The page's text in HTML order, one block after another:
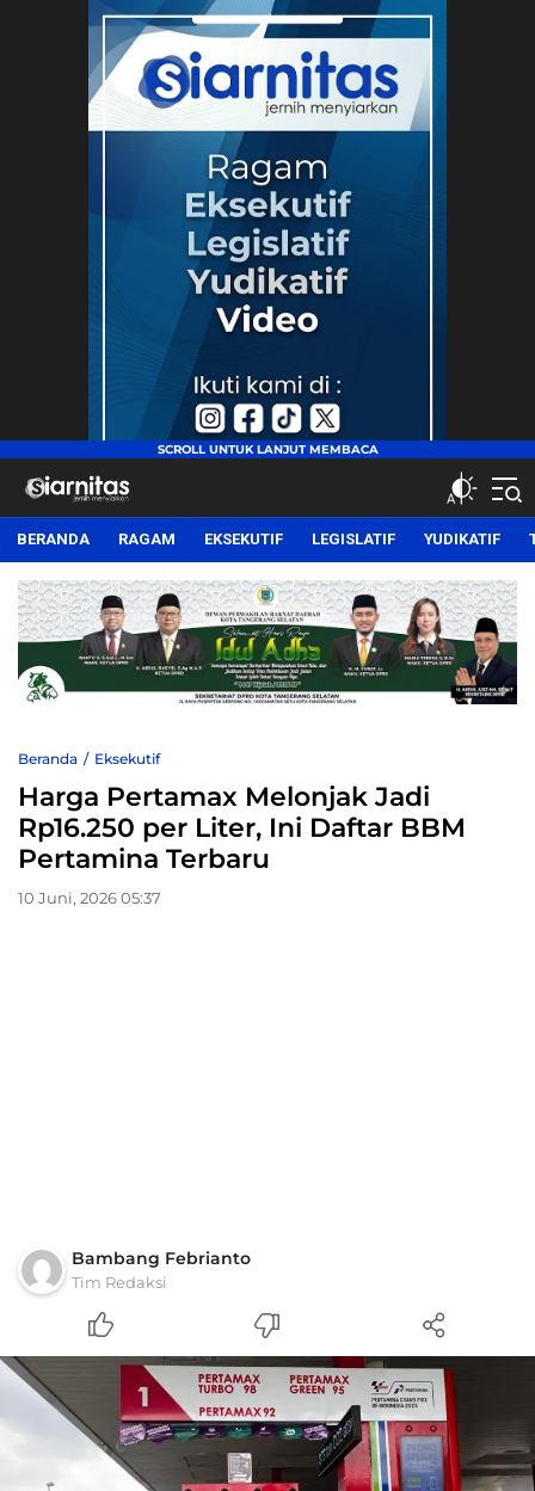
siarnitas
Jernih Menyiarkan
BERANDA RAGAM EKSEKUTIF LEGISLATIF YUDIKATIF
Beranda Eksekutif
Harga Pertamax Melonjak Jadi
Rp16.250 per Liter, Ini Daftar BBM
Pertamina Terbaru
10 Juni, 2026 05:37
Bambang Febrianto
Tim Redaksi